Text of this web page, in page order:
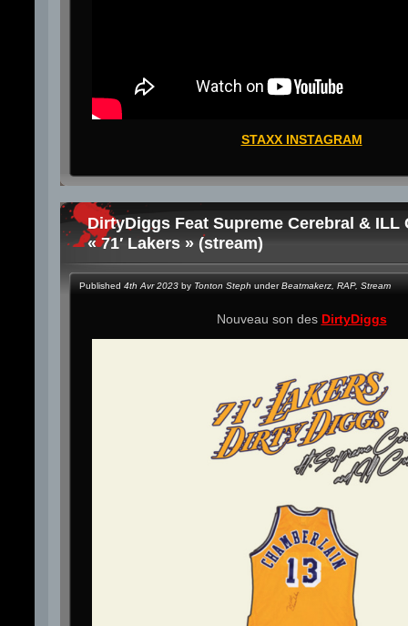
STAXX INSTAGRAM
DirtyDiggs Feat Supreme Cerebral & ILL
« 71′ Lakers » (stream)
Published 4th Avr 2023 by Tonton Steph underBeatmakerz RAP, Stream
Nouveau son des DirtyDiggs